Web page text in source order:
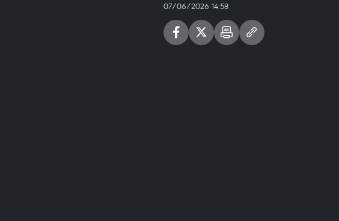
07/06/2026 14:58